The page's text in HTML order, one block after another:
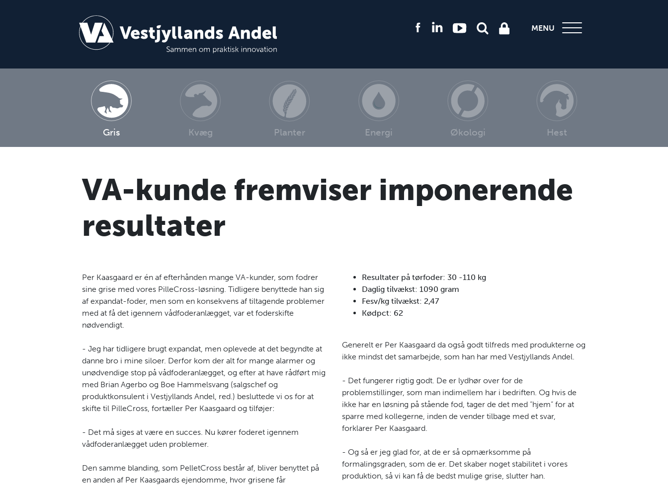
MENU
Gris Kvæg Planter Energi Økologi Hest
VA-kunde fremviser imponerende
resultater
Per Kaasgaard er én af efterhånden mange VA-kunder, som fodrer
sine grise med vores PilleCross-løsning. Tidligere benyttede han sig
af expandat-foder, men som en konsekvens af tiltagende problemer
med at få det igennem vådfoderanlægget, var et foderskifte
nødvendigt.
- Jeg har tidligere brugt expandat, men oplevede at det begyndte at
danne bro i mine siloer. Derfor kom der alt for mange alarmer og
unødvendige stop på vådfoderanlægget, og efter at have rådført mig
med Brian Agerbo og Boe Hammelsvang (salgschef og
produktkonsulent i Vestjyllands Andel, red.) besluttede vi os for at
skifte til PilleCross, fortæller Per Kaasgaard og tilføjer:
- Det må siges at være en succes. Nu kører foderet igennem
vådfoderanlægget uden problemer.
Den samme blanding, som PelletCross består af, bliver benyttet på
en anden af Per Kaasgaards ejendomme, hvor grisene får
Resultater på tørfoder: 30 -110 kg
Daglig tilvækst: 1090 gram
Fesv/kg tilvækst: 2,47
Kødpct: 62
Generelt er Per Kaasgaard da også godt tilfreds med produkterne og
ikke mindst det samarbejde, som han har med Vestjyllands Andel.
- Det fungerer rigtig godt. De er lydhør over for de
problemstillinger, som man indimellem har i bedriften. Og hvis de
ikke har en løsning på stående fod, tager de det med ”hjem” for at
sparre med kollegerne, inden de vender tilbage med et svar,
forklarer Per Kaasgaard.
- Og så er jeg glad for, at de er så opmærksomme på
formalingsgraden, som de er. Det skaber noget stabilitet i vores
produktion, så vi kan få de bedst mulige grise, slutter han.